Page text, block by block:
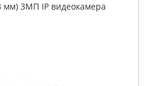
мм) 3МП IP видеокамера